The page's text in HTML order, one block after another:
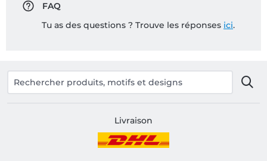
FAQ
Tu as des questions ? Trouve les réponses ici.
Livraison